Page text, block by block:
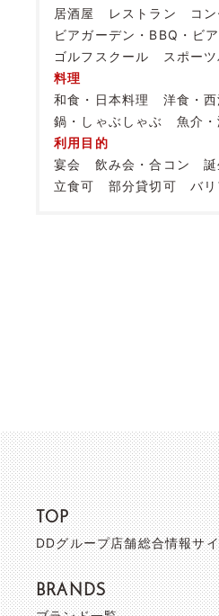
居酒屋
レストラン コ
ビアガーデン・BBQ・ビ
ゴルフスクール
スポー
料理
和食・日本料理
洋食・
鍋・しゃぶしゃぶ
魚介
利用目的
宴会
飲み会・合コン
立食可
部分貸切可 バ
TOP
DDグループ店舗総合情報サ
BRANDS